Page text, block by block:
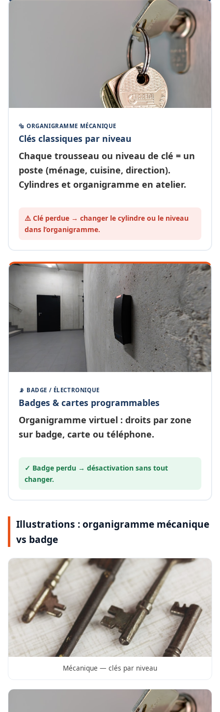
🔩 ORGANIGRAMME MÉCANIQUE
Clés classiques par niveau
Chaque trousseau ou niveau de clé = un
poste (ménage, cuisine, direction).
Cylindres et organigramme en atelier.
⚠️ Clé perdue → changer le cylindre ou le niveau
dans l’organigramme.
📡 BADGE / ÉLECTRONIQUE
Badges & cartes programmables
Organigramme virtuel : droits par zone
sur badge, carte ou téléphone.
✓ Badge perdu → désactivation sans tout
changer.
Illustrations : organigramme mécanique
vs badge
Mécanique — clés par niveau